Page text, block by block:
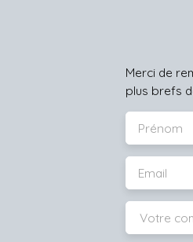
Merci de
plus brefs
Prénom
Email
Votre